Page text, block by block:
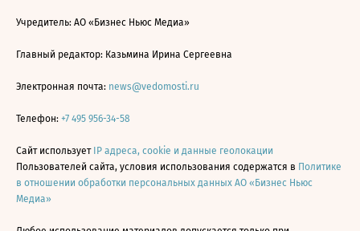
Учредитель: АО «Бизнес Ньюс Медиа»
Главный редактор: Казьмина Ирина Сергеевна
Электронная почта: news@vedomosti.ru
Телефон: +7 495 956-34-58
Сайт использует IP адреса, cookie и данные геолокации
Пользователей сайта, условия использования содержатся в Политике
в отношении обработки персональных данных АО «Бизнес Ньюс
Медиа»